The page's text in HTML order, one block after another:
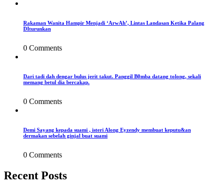
Rakaman Wanita Hampir Menjadi ‘ArwAh’, Lintas Landasan Ketika Palang
DIturunkan
0 Comments
Dari tadi dah dengar bulus jerit takut. Panggil B0mba datang tolong, sekali
memang betul dia bercakap.
0 Comments
Demi Sayang kepada suami , isteri Along Eyzendy membuat keputu&an
dermakan sebelah ginjal buat suami
0 Comments
Recent Posts